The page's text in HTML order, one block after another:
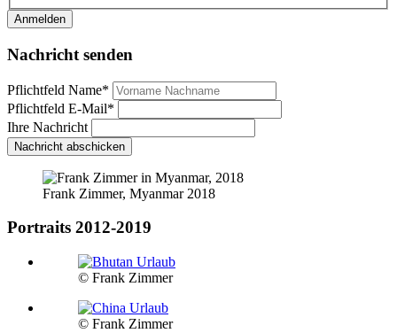
Anmelden
Nachricht senden
Pflichtfeld Name*
Pflichtfeld E-Mail*
Ihre Nachricht
Nachricht abschicken
Frank Zimmer, Myanmar 2018
Portraits 2012-2019
© Frank Zimmer
© Frank Zimmer